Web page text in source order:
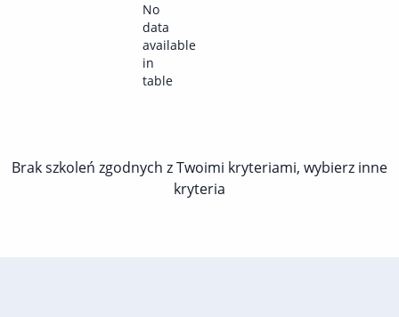
No
data
available
in
table
Brak szkoleń zgodnych z Twoimi kryteriami, wybierz inne
kryteria